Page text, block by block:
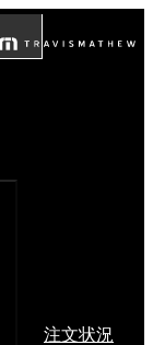
注文状況